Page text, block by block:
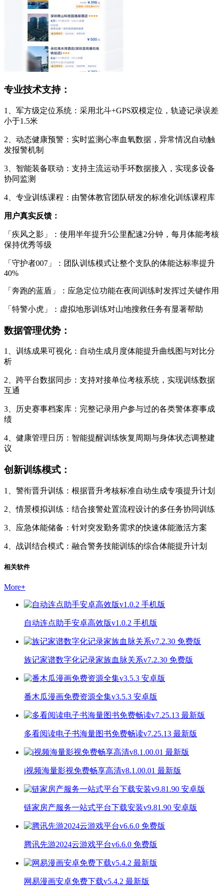
专业技术支持：
1、军方级定位系统：采用北斗+GPS双模定位，轨迹记录误差
小于1.5米
2、动态健康预警：实时监测心率血氧数据，异常情况自动触
发报警机制
3、智能装备联动：支持主流运动手环数据接入，实现多设备
协同监测
4、专业训练课程：由警体教官团队研发的标准化训练课程库
用户真实反馈：
「疾风之影」：使用半年提升5公里配速2分钟，每月体能考核
保持优秀等级
「守护者007」：团队训练模式让整个支队的体能达标率提升
40%
「奔跑的蓝盾」：应急定位功能在夜间训练时发挥过关键作用
「特警小虎」：虚拟地形训练对山地搜救任务有显著帮助
数据管理优势：
1、训练成果可视化：自动生成月度体能提升曲线图与对比分
析
2、跨平台数据同步：支持对接单位考核系统，实现训练数据
互通
3、历史赛事档案库：完整记录用户参与过的各类警体赛事成
绩
4、健康管理日历：智能提醒训练恢复周期与身体状态调整建
议
创新训练模式：
1、警衔晋升训练：根据晋升考核标准自动生成专项提升计划
2、情景模拟训练：结合接警处置流程设计的多任务协同训练
3、应急体能储备：针对突发勤务需求的快速体能激活方案
4、战训结合模式：融合警务技能训练的综合体能提升计划
相关软件
More+
自动连点助手安卓高效版v1.0.2 手机版
族记家谱数字化记录家族血脉关系v7.2.30 免费版
番木瓜漫画免费资源全集v3.5.3 安卓版
多看阅读电子书海量图书免费畅读v7.25.13 最新版
i视频海量影视免费畅享高清v8.1.00.01 最新版
链家房产服务一站式平台下载安装v9.81.90 安卓版
腾讯先游2024云游戏平台v6.6.0 免费版
网易漫画安卓免费下载v5.4.2 最新版